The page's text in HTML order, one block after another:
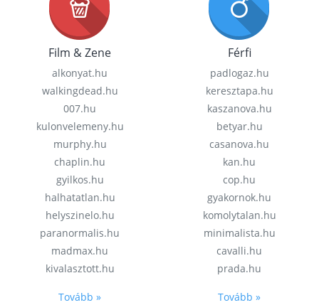
Film & Zene
alkonyat.hu
walkingdead.hu
007.hu
kulonvelemeny.hu
murphy.hu
chaplin.hu
gyilkos.hu
halhatatlan.hu
helyszinelo.hu
paranormalis.hu
madmax.hu
kivalasztott.hu
Tovább »
Férfi
padlogaz.hu
keresztapa.hu
kaszanova.hu
betyar.hu
casanova.hu
kan.hu
cop.hu
gyakornok.hu
komolytalan.hu
minimalista.hu
cavalli.hu
prada.hu
Tovább »